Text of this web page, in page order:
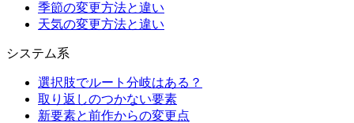
季節の変更方法と違い
天気の変更方法と違い
システム系
選択肢でルート分岐はある？
取り返しのつかない要素
新要素と前作からの変更点